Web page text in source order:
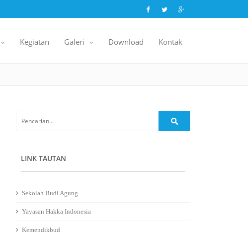
Kegiatan Galeri Download Kontak
LINK TAUTAN
Sekolah Budi Agung
Yayasan Hakka Indonesia
Kemendikbud